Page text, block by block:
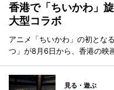
香港で「ちいかわ」
大型コラボ
アニメ「ちいかわ」の初とな
つ」が8月6日から、香港の映
見る・遊ぶ